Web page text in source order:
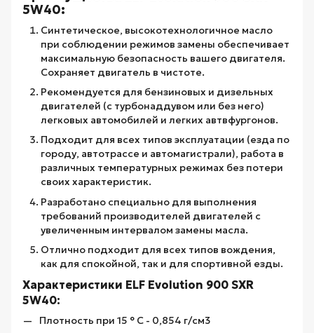
5W40:
Синтетическое, высокотехнологичное масло
при соблюдении режимов замены обеспечивает
максимальную безопасность вашего двигателя.
Сохраняет двигатель в чистоте.
Рекомендуется для бензиновых и дизельных
двигателей (с турбонаддувом или без него)
легковых автомобилей и легких автвфургонов.
Подходит для всех типов эксплуатации (езда по
городу, автотрассе и автомагистрали), работа в
различных температурных режимах без потери
своих характеристик.
Разработано специально для выполнения
требований производителей двигателей с
увеличенным интервалом замены масла.
Отлично подходит для всех типов вождения,
как для спокойной, так и для спортивной езды.
Характеристики ELF Evolution 900 SXR
5W40:
Плотность при 15 ° C - 0,854 г/см3